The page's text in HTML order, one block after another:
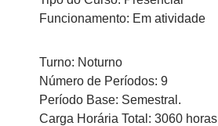
Funcionamento: Em atividade
Turno: Noturno
Número de Períodos: 9
Período Base: Semestral.
Carga Horária Total: 3060 horas